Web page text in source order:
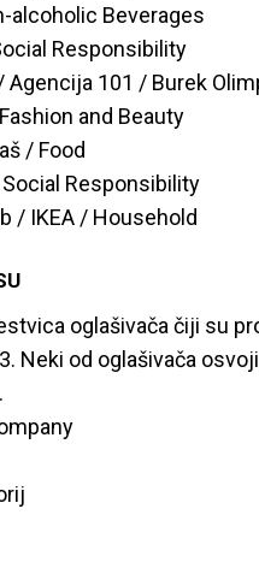
alcoholic Beverages
Responsibility
Agencija 101 / Burek
and Beauty
/ Food
Responsibility
/ IKEA / Household
oglašivača čiji su
Neki od oglašivača